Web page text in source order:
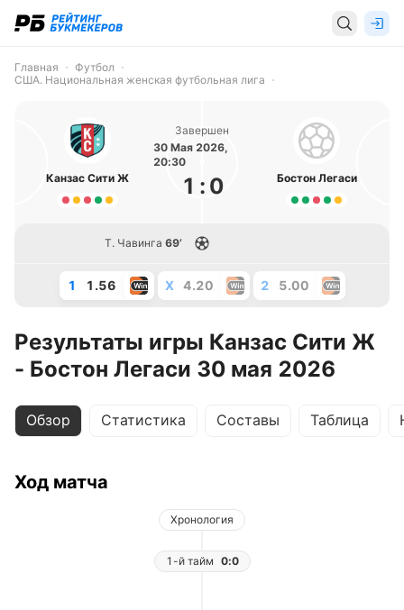
Главная
Футбол
США. Национальная женская футбольная лига
Канзас Сити Ж
Завершен
30 Мая 2026,
20:30
1 : 0 Бостон Легаси
Т. Чавинга 69’
1 1.56 X 4.20 2 5.00
Результаты игры Канзас Сити Ж
- Бостон Легаси 30 мая 2026
Обзор Статистика Составы Таблица
Ход матча
Хронология
1-й тайм 0:0